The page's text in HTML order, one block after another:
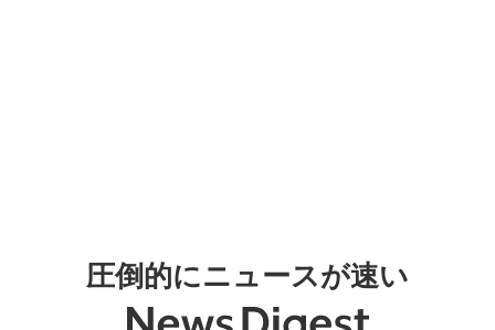
圧倒的にニュースが速い